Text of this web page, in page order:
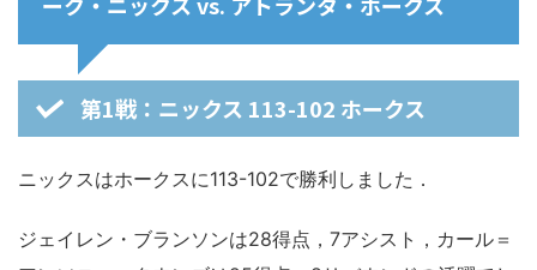
第1戦：ニックス 113-102 ホークス
ニックスはホークスに113-102で勝利しました．
ジェイレン・ブランソンは28得点，7アシスト，カール＝